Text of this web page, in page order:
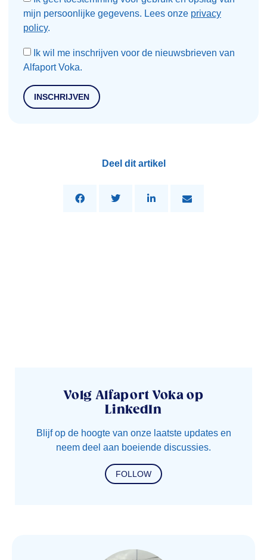
mijn persoonlijke gegevens. Lees onze privacy
policy.
Ik wil me inschrijven voor de nieuwsbrieven van
Alfaport Voka.
INSCHRIJVEN
Deel dit artikel
Volg Alfaport Voka op
LinkedIn
Blijf op de hoogte van onze laatste updates en
neem deel aan boeiende discussies.
FOLLOW